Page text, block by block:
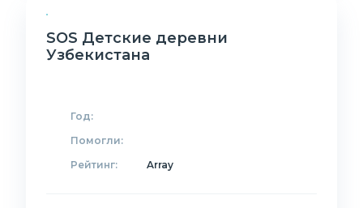
SOS Детские деревни
Узбекистана
Год:
Помогли:
Рейтинг:
Array